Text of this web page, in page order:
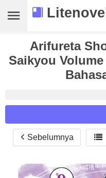
Litenovel
Daftar Novel
Tamat
Bookmark
Arifureta
Saikyou
Reader Settings
Titillium Web
Arial
Sebelumnya 